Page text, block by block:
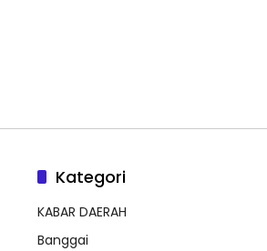
Kategori
KABAR DAERAH
Banggai